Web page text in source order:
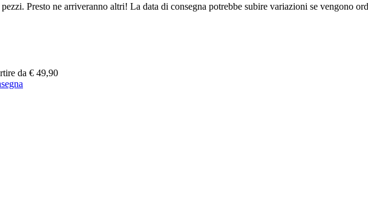
Presto ne arriveranno altri! La data di consegna potrebbe subire variazioni se vengono
da € 49,90